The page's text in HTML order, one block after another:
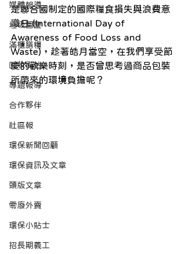
媒體報導
垃圾圖鑒
滿櫃膳糧
回收街站
專題報導
合作夥伴
社區報
環保新聞回顧
環保資訊及文章
頭版文章
零廢外賣
環保小貼士
招長期義工
是聯合國制定的國際糧食損失與浪費意
識日 (International Day of
Awareness of Food Loss and
Waste)，趁著皓月當空，在我們享受節
慶的歡樂時刻，是否曾思考過商品包裝
所帶來的環境負擔呢？